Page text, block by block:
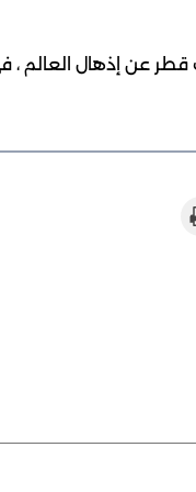
قطر عن إذهال العالم